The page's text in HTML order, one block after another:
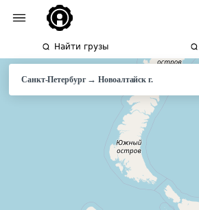
Найти грузы
Санкт-Петербург→Новоалтайск г.